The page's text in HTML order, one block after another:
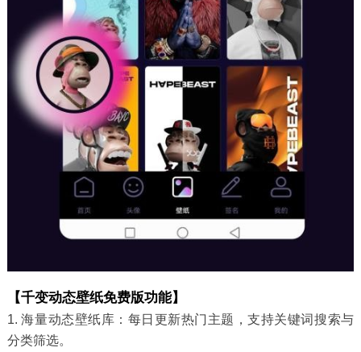
【千变动态壁纸免费版功能】
1. 海量动态壁纸库：每日更新热门主题，支持关键词搜索与
分类筛选。